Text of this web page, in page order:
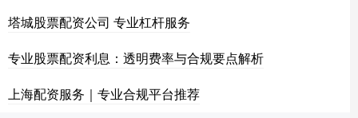
塔城股票配资公司 专业杠杆服务
专业股票配资利息：透明费率与合规要点解析
上海配资服务｜专业合规平台推荐